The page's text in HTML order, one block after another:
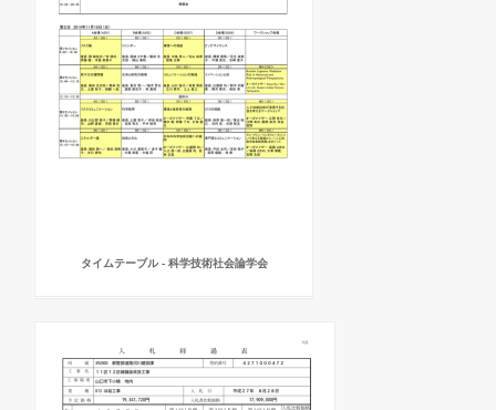
タイムテーブル - 科学技術社会論学会